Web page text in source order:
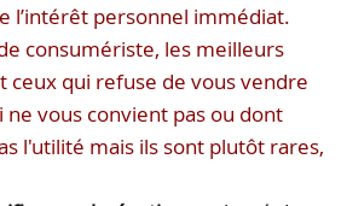
l’intérêt personnel immédiat.
consumériste, les meilleurs
ceux qui refuse de vous vendre
vous convient pas ou dont
l'utilité mais ils sont plutôt rares,